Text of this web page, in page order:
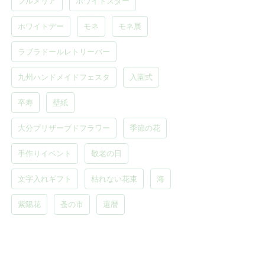
ホワイトデー モネ モネ展
ラブラドールレトリーバー
九州ハンドメイドフェスタ 入園式
卒寿 壁紙
大分プリザーブドフラワー 季節の花
手作りイベント 敬老の日
文字入れギフト 枯れない花束 海
紫陽花 蚤の市 還暦